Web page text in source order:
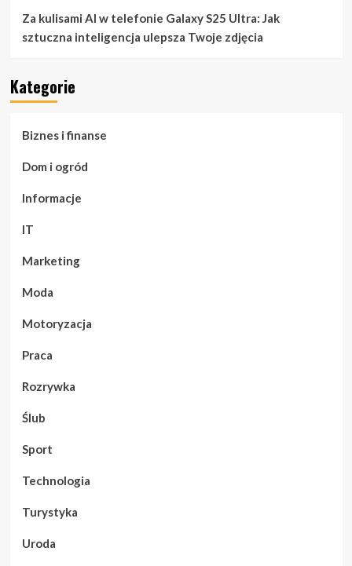
Za kulisami AI w telefonie Galaxy S25 Ultra: Jak
sztuczna inteligencja ulepsza Twoje zdjęcia
Kategorie
Biznes i finanse
Dom i ogród
Informacje
IT
Marketing
Moda
Motoryzacja
Praca
Rozrywka
Ślub
Sport
Technologia
Turystyka
Uroda